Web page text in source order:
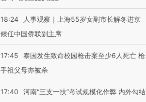
18:24
人事观察｜上海55岁女副市长解冬进京
候任中国侨联副主席
17:45
泰国发生致命校园枪击案至少6人死亡 枪
手祖父母亦被杀
17:40 河南“三支一扶”考试规模化作弊 内外勾结